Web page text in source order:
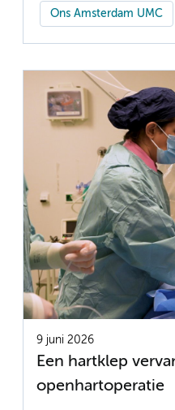
Ons Amsterdam UMC
9 juni 2026
Een hartklep
openhartoperatie